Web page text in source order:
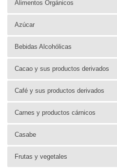
Alimentos Orgánicos
Azúcar
Bebidas Alcohólicas
Cacao y sus productos derivados
Café y sus productos derivados
Carnes y productos cárnicos
Casabe
Frutas y vegetales